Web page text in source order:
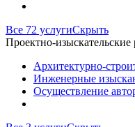
Все 72 услугиСкрыть
Проектно-изыскательские
Архитектурно-
Инженерные
Осуществление